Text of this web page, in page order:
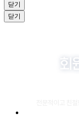
닫기
닫기